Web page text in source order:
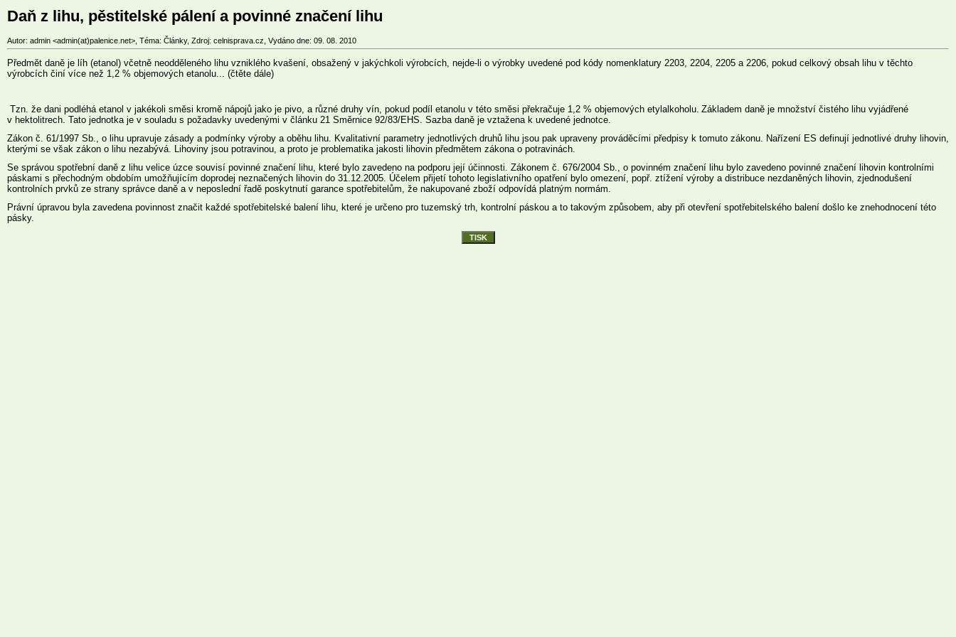
Daň z lihu, pěstitelské pálení a povinné značení lihu
Autor: admin <admin(at)palenice.net>, Téma: Články, Zdroj: celnisprava.cz, Vydáno dne: 09. 08. 2010
Předmět daně je líh (etanol) včetně neodděleného lihu vzniklého kvašení, obsažený v jakýchkoli výrobcích, nejde-li o výrobky uvedené pod kódy nomenklatury 2203, 2204, 2205 a 2206, pokud celkový obsah lihu v těchto
výrobcích činí více než 1,2 % objemových etanolu... (čtěte dále)
Tzn. že dani podléhá etanol v jakékoli směsi kromě nápojů jako je pivo, a různé druhy vín, pokud podíl etanolu v této směsi překračuje 1,2 % objemových etylalkoholu. Základem daně je množství čistého lihu vyjádřené
v hektolitrech. Tato jednotka je v souladu s požadavky uvedenými v článku 21 Směrnice 92/83/EHS. Sazba daně je vztažena k uvedené jednotce.
Zákon č. 61/1997 Sb., o lihu upravuje zásady a podmínky výroby a oběhu lihu. Kvalitativní parametry jednotlivých druhů lihu jsou pak upraveny prováděcími předpisy k tomuto zákonu. Nařízení ES definují jednotlivé druhy lihovin,
kterými se však zákon o lihu nezabývá. Lihoviny jsou potravinou, a proto je problematika jakosti lihovin předmětem zákona o potravinách.
Se správou spotřební daně z lihu velice úzce souvisí povinné značení lihu, které bylo zavedeno na podporu její účinnosti. Zákonem č. 676/2004 Sb., o povinném značení lihu bylo zavedeno povinné značení lihovin kontrolními
páskami s přechodným obdobím umožňujícím doprodej neznačených lihovin do 31.12.2005. Účelem přijetí tohoto legislativního opatření bylo omezení, popř. ztížení výroby a distribuce nezdaněných lihovin, zjednodušení
kontrolních prvků ze strany správce daně a v neposlední řadě poskytnutí garance spotřebitelům, že nakupované zboží odpovídá platným normám.
Právní úpravou byla zavedena povinnost značit každé spotřebitelské balení lihu, které je určeno pro tuzemský trh, kontrolní páskou a to takovým způsobem, aby při otevření spotřebitelského balení došlo ke znehodnocení této
pásky.